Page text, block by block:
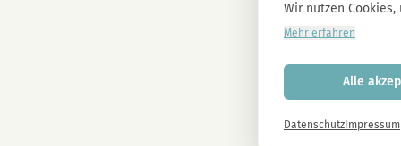
Wir nutzen
Mehr erfahren
Alle
Datenschutz Impressum